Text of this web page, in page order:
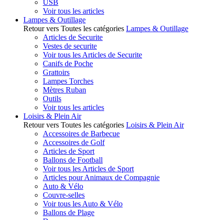
USB
Voir tous les articles
Lampes & Outillage
Retour vers Toutes les catégories Lampes & Outillage
Articles de Securite
Vestes de securite
Voir tous les Articles de Securite
Canifs de Poche
Grattoirs
Lampes Torches
Mètres Ruban
Outils
Voir tous les articles
Loisirs & Plein Air
Retour vers Toutes les catégories Loisirs & Plein Air
Accessoires de Barbecue
Accessoires de Golf
Articles de Sport
Ballons de Football
Voir tous les Articles de Sport
Articles pour Animaux de Compagnie
Auto & Vélo
Couvre-selles
Voir tous les Auto & Vélo
Ballons de Plage